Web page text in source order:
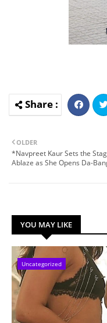
OLDER
*Navpreet Kaur Sets the
Ablaze as She Opens Da-
YOU MAY LIKE
Uncategorized